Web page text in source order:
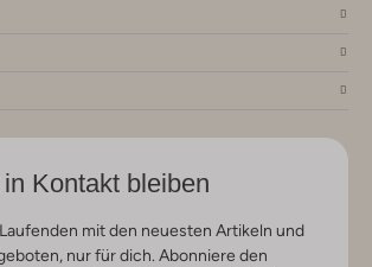
Kontakt bleiben
mit den neuesten Artikeln und
nur für dich. Abonniere den